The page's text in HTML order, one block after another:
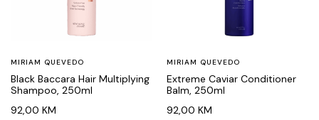
MIRIAM QUEVEDO
Black Baccara Hair Multiplying
Shampoo, 250ml
92,00 KM
MIRIAM QUEVEDO
Extreme Caviar Conditioner
Balm, 250ml
92,00 KM